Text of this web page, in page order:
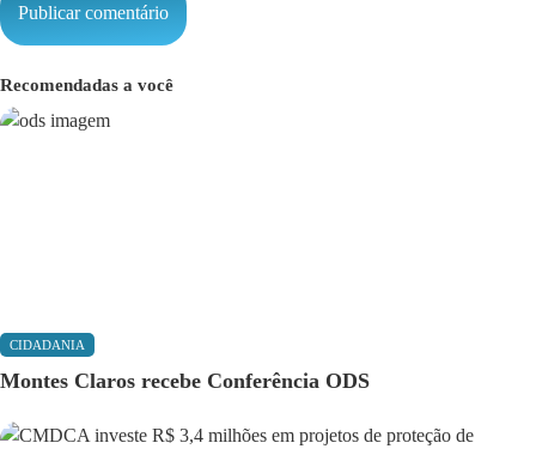
Recomendadas a você
CIDADANIA
Montes Claros recebe Conferência ODS